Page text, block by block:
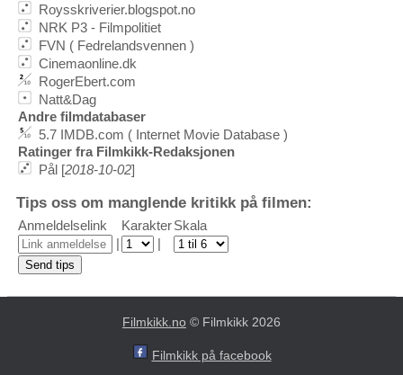
Roysskriverier.blogspot.no
NRK P3 - Filmpolitiet
FVN ( Fedrelandsvennen )
Cinemaonline.dk
RogerEbert.com
Natt&Dag
Andre filmdatabaser
5.7 IMDB.com ( Internet Movie Database )
Ratinger fra Filmkikk-Redaksjonen
Pål [2018-10-02]
Tips oss om manglende kritikk på filmen:
Anmeldelselink KarakterSkala
|
|
Filmkikk.no © Filmkikk 2026
Filmkikk på facebook